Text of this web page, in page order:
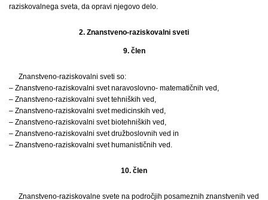
raziskovalnega sveta, da opravi njegovo delo.
2. Znanstveno-raziskovalni sveti
9. člen
Znanstveno-raziskovalni sveti so:
– Znanstveno-raziskovalni svet naravoslovno- matematičnih ved,
– Znanstveno-raziskovalni svet tehniških ved,
– Znanstveno-raziskovalni svet medicinskih ved,
– Znanstveno-raziskovalni svet biotehniških ved,
– Znanstveno-raziskovalni svet družboslovnih ved in
– Znanstveno-raziskovalni svet humanističnih ved.
10. člen
Znanstveno-raziskovalne svete na področjih posameznih znanstvenih ved